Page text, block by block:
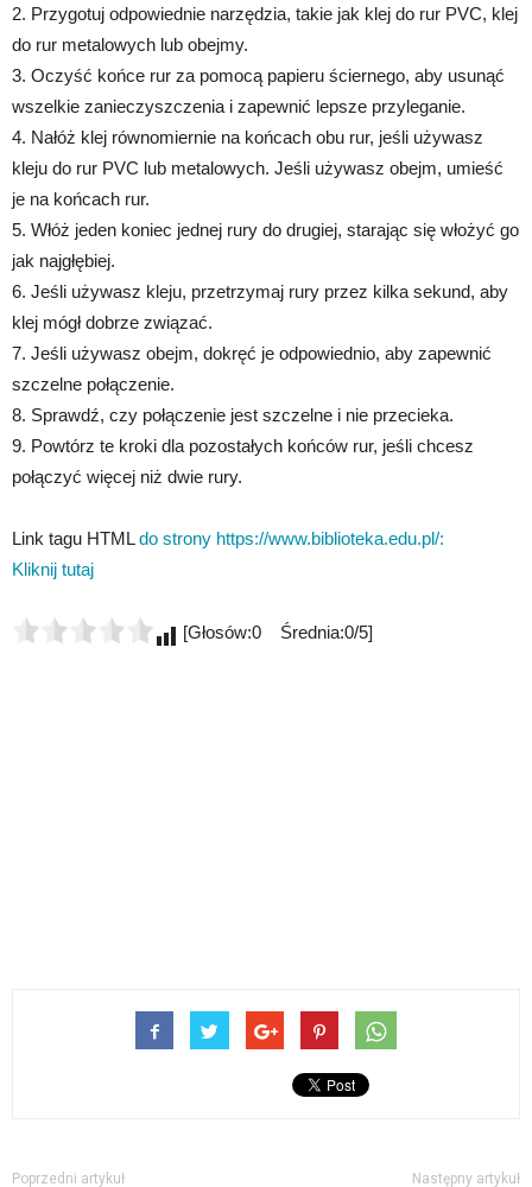
2. Przygotuj odpowiednie narzędzia, takie jak klej do rur PVC, klej
do rur metalowych lub obejmy.
3. Oczyść końce rur za pomocą papieru ściernego, aby usunąć
wszelkie zanieczyszczenia i zapewnić lepsze przyleganie.
4. Nałóż klej równomiernie na końcach obu rur, jeśli używasz
kleju do rur PVC lub metalowych. Jeśli używasz obejm, umieść
je na końcach rur.
5. Włóż jeden koniec jednej rury do drugiej, starając się włożyć go
jak najgłębiej.
6. Jeśli używasz kleju, przetrzymaj rury przez kilka sekund, aby
klej mógł dobrze związać.
7. Jeśli używasz obejm, dokręć je odpowiednio, aby zapewnić
szczelne połączenie.
8. Sprawdź, czy połączenie jest szczelne i nie przecieka.
9. Powtórz te kroki dla pozostałych końców rur, jeśli chcesz
połączyć więcej niż dwie rury.
Link tagu HTMLdo strony https://www.biblioteka.edu.pl/:
Kliknij tutaj
[Głosów:0 Średnia:0/5]
Poprzedni artykuł Następny artykuł